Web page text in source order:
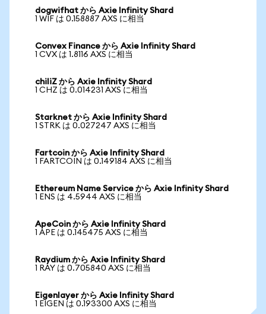
dogwifhat から Axie Infinity Shard
1 WIF は 0.158887 AXS に相当
Convex Finance から Axie Infinity Shard
1 CVX は 1.8116 AXS に相当
chiliZ から Axie Infinity Shard
1 CHZ は 0.014231 AXS に相当
Starknet から Axie Infinity Shard
1 STRK は 0.027247 AXS に相当
Fartcoin から Axie Infinity Shard
1 FARTCOIN は 0.149184 AXS に相当
Ethereum Name Service から Axie Infinity Shard
1 ENS は 4.5944 AXS に相当
ApeCoin から Axie Infinity Shard
1 APE は 0.145475 AXS に相当
Raydium から Axie Infinity Shard
1 RAY は 0.705840 AXS に相当
Eigenlayer から Axie Infinity Shard
1 EIGEN は 0.193300 AXS に相当